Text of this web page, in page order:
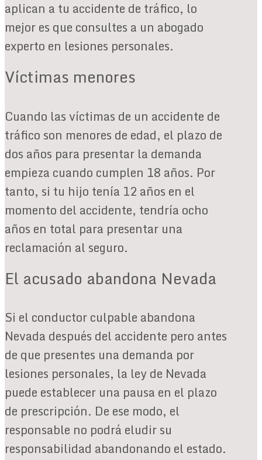
aplican a tu accidente de tráfico, lo
mejor es que consultes a un abogado
experto en lesiones personales.
Víctimas menores
Cuando las víctimas de un accidente de
tráfico son menores de edad, el plazo de
dos años para presentar la demanda
empieza cuando cumplen 18 años. Por
tanto, si tu hijo tenía 12 años en el
momento del accidente, tendría ocho
años en total para presentar una
reclamación al seguro.
El acusado abandona Nevada
Si el conductor culpable abandona
Nevada después del accidente pero antes
de que presentes una demanda por
lesiones personales, la ley de Nevada
puede establecer una pausa en el plazo
de prescripción. De ese modo, el
responsable no podrá eludir su
responsabilidad abandonando el estado.